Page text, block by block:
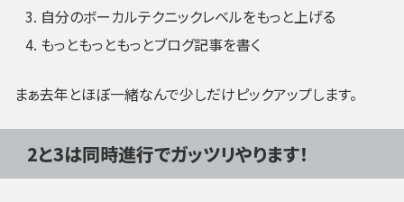
自分のボーカルテクニックレベルをもっと上げる
もっともっともっとブログ記事を書く
まぁ去年とほぼ一緒なんで少しだけピックアップします。
2と3は同時進行でガッツリやります！